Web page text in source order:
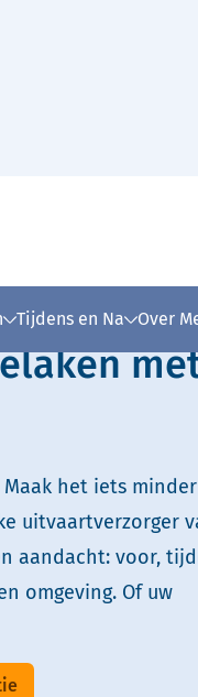
Tijdens en Na Over
Simpele tekst
het iets minder
uitvaartverzorger
aandacht: voor,
omgeving. Of uw